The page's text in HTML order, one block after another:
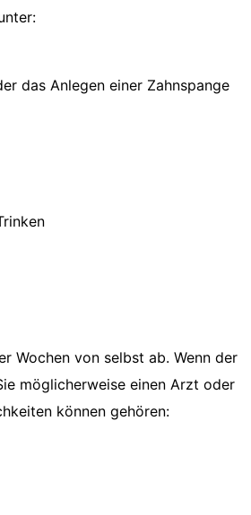
das Anlegen einer Zahnspange
Wochen von selbst ab. Wenn der
möglicherweise einen Arzt oder
können gehören: